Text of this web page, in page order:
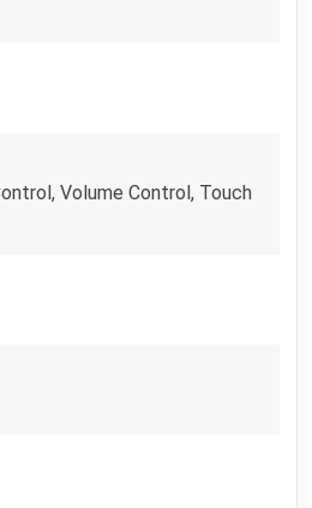
Volume Control, Touch